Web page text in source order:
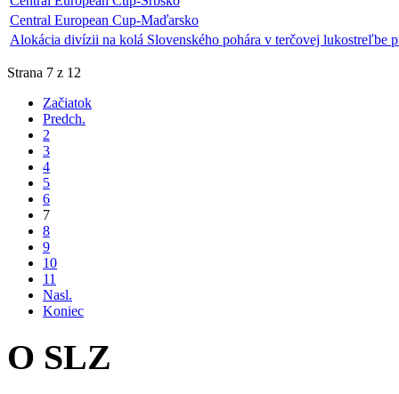
Central European Cup-Maďarsko
Alokácia divízii na kolá Slovenského pohára v terčovej lukostreľbe
Strana 7 z 12
Začiatok
Predch.
2
3
4
5
6
7
8
9
10
11
Nasl.
Koniec
O SLZ